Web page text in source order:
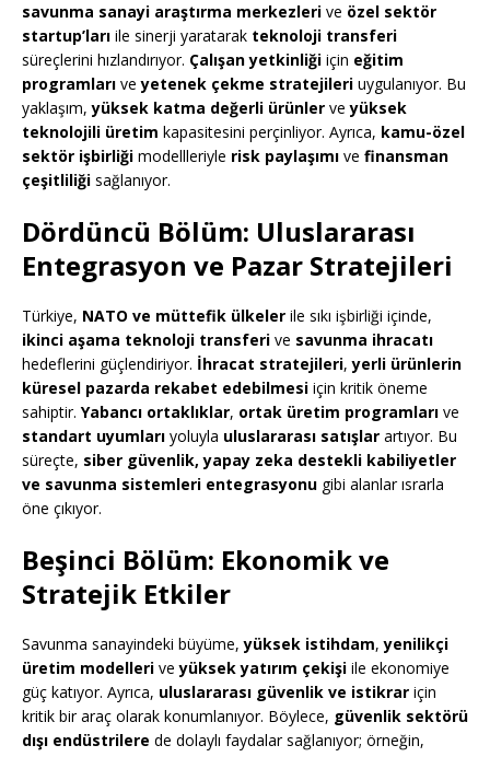
savunma sanayi araştırma merkezleri ve özel sektör
startup’ları ile sinerji yaratarak teknoloji transferi
süreçlerini hızlandırıyor. Çalışan yetkinliği için eğitim
programları veyetenek çekme stratejileri uygulanıyor. Bu
yaklaşım,yüksek katma değerli ürünler veyüksek
teknolojili üretim kapasitesini perçinliyor. Ayrıca, kamu-özel
sektör işbirliği modellleriyle risk paylaşımı ve finansman
çeşitliliği sağlanıyor.
Dördüncü Bölüm: Uluslararası
Entegrasyon ve Pazar Stratejileri
Türkiye, NATO ve müttefik ülkeler ile sıkı işbirliği içinde,
ikinci aşama teknoloji transferi ve savunma ihracatı
hedeflerini güçlendiriyor. İhracat stratejileri,yerli ürünlerin
küresel pazarda rekabet edebilmesi için kritik öneme
sahiptir. Yabancı ortaklıklar, ortak üretim programları ve
standart uyumları yoluyla uluslararası satışlar artıyor. Bu
süreçte, siber güvenlik, yapay zeka destekli kabiliyetler
ve savunma sistemleri entegrasyonu gibi alanlar ısrarla
öne çıkıyor.
Beşinci Bölüm: Ekonomik ve
Stratejik Etkiler
Savunma sanayindeki büyüme,yüksek istihdam,yenilikçi
üretim modelleri veyüksek yatırım çekişi ile ekonomiye
güç katıyor. Ayrıca, uluslararası güvenlik ve istikrar için
kritik bir araç olarak konumlanıyor. Böylece, güvenlik sektörü
dışı endüstrilere de dolaylı faydalar sağlanıyor; örneğin,